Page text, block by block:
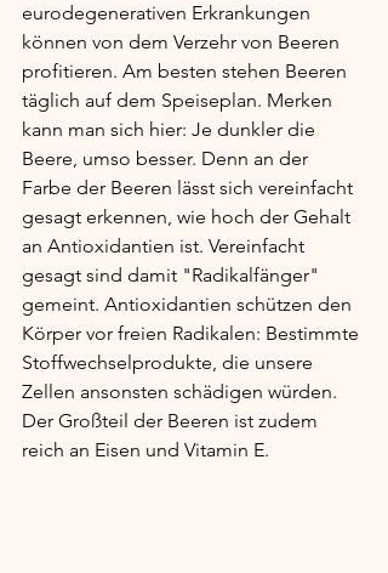
eurodegenerativen Erkrankungen
können von dem Verzehr von Beeren
profitieren. Am besten stehen Beeren
täglich auf dem Speiseplan. Merken
kann man sich hier: Je dunkler die
Beere, umso besser. Denn an der
Farbe der Beeren lässt sich vereinfacht
gesagt erkennen, wie hoch der Gehalt
an Antioxidantien ist. Vereinfacht
gesagt sind damit "Radikalfänger"
gemeint. Antioxidantien schützen den
Körper vor freien Radikalen: Bestimmte
Stoffwechselprodukte, die unsere
Zellen ansonsten schädigen würden.
Der Großteil der Beeren ist zudem
reich an Eisen und Vitamin E.